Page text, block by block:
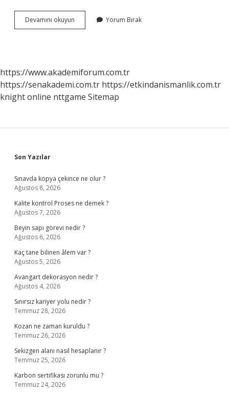
Devamını okuyun
Monitör
Yorum Bırak
https://www.akademiforum.com.tr
https://senakademi.com.tr https://etkindanismanlik.com.tr
knight online nttgame Sitemap
Sidebar
Son Yazılar
Sınavda kopya çekince ne olur ?
Ağustos 8, 2026
Kalite kontrol Proses ne demek ?
Ağustos 7, 2026
Beyin sapı görevi nedir ?
Ağustos 6, 2026
Kaç tane bilinen âlem var ?
Ağustos 5, 2026
Avangart dekorasyon nedir ?
Ağustos 4, 2026
Sınırsız kariyer yolu nedir ?
Temmuz 28, 2026
Kozan ne zaman kuruldu ?
Temmuz 26, 2026
Sekizgen alanı nasıl hesaplanır ?
Temmuz 25, 2026
Karbon sertifikası zorunlu mu ?
Temmuz 24, 2026